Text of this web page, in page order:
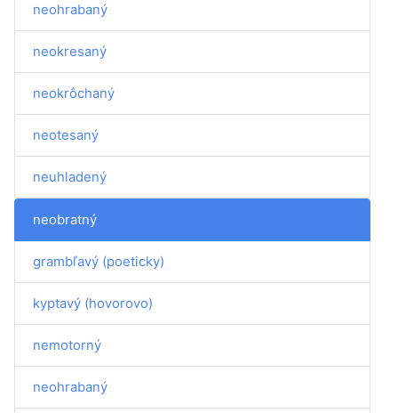
neohrabaný
neokresaný
neokrôchaný
neotesaný
neuhladený
neobratný
grambľavý (poeticky)
kyptavý (hovorovo)
nemotorný
neohrabaný